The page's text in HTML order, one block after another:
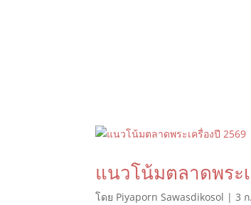
แนวโน้มตลาดพระ
โดย Piyaporn Sawasdikosol |3